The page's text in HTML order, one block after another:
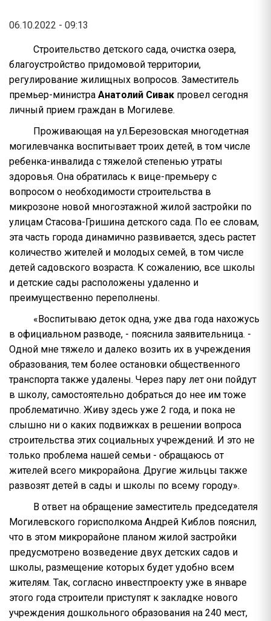
06.10.2022 - 09:13
Строительство детского сада, очистка озера,
благоустройство придомовой территории,
регулирование жилищных вопросов. Заместитель
премьер-министра Анатолий Сивак провел сегодня
личный прием граждан в Могилеве.
Проживающая на ул.Березовская многодетная
могилевчанка воспитывает троих детей, в том числе
ребенка-инвалида с тяжелой степенью утраты
здоровья. Она обратилась к вице-премьеру с
вопросом о необходимости строительства в
микрозоне новой многоэтажной жилой застройки по
улицам Стасова-Гришина детского сада. По ее словам,
эта часть города динамично развивается, здесь растет
количество жителей и молодых семей, в том числе
детей садовского возраста. К сожалению, все школы
и детские сады расположены удаленно и
преимущественно переполнены.
«Воспитываю деток одна, уже два года нахожусь
в официальном разводе, - пояснила заявительница. -
Одной мне тяжело и далеко возить их в учреждения
образования, тем более остановки общественного
транспорта также удалены. Через пару лет они пойдут
в школу, самостоятельно добраться до нее им тоже
проблематично. Живу здесь уже 2 года, и пока не
слышно ни о каких подвижках в решении вопроса
строительства этих социальных учреждений. И это не
только проблема нашей семьи - обращаюсь от
жителей всего микрорайона. Другие жильцы также
развозят детей в сады и школы по всему городу».
В ответ на обращение заместитель председателя
Могилевского горисполкома Андрей Киблов пояснил,
что в этом микрорайоне планом жилой застройки
предусмотрено возведение двух детских садов и
школы, размещение которых будет удобно всем
жителям. Так, согласно инвестпроекту уже в январе
этого года строители приступят к закладке нового
учреждения дошкольного образования на 240 мест,